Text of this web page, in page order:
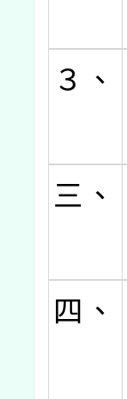
３、
三、
四、